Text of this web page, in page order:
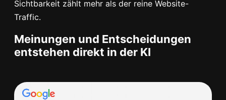
Sichtbarkeit zählt mehr als der reine Website-
Traffic.
Meinungen und Entscheidungen
entstehen direkt in der KI